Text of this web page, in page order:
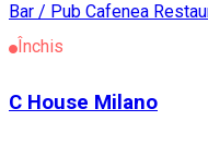
Bar / Pub Cafenea
Închis
C House Milano